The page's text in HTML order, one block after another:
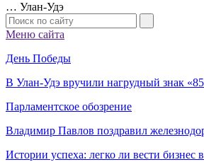
… Улан-Удэ
Меню сайта
День Победы
В Улан-Удэ вручили нагрудный знак
Парламентское обозрение
Владимир Павлов поздравил
Истории успеха: легко ли вести бизнес